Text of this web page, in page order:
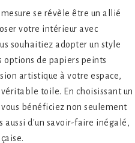
se révèle être un allié
votre intérieur avec
souhaitiez adopter un style
de papiers peints
artistique à votre espace,
toile. En choisissant un
bénéficiez non seulement
aussi d'un savoir-faire inégalé,